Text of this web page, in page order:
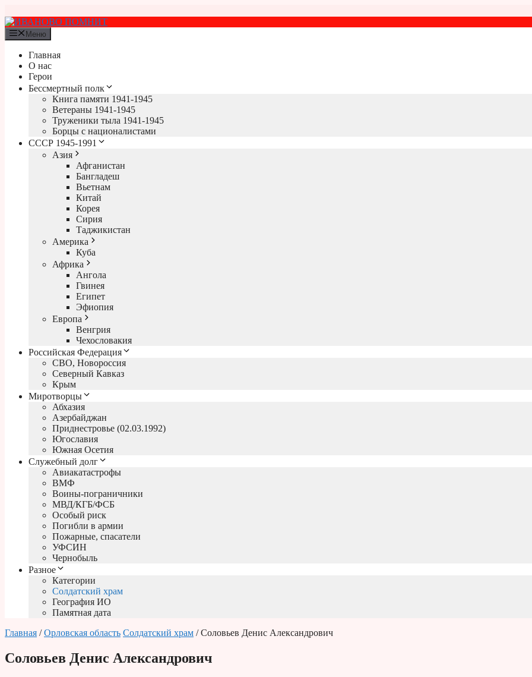
к
содержимому
Меню
Главная
О нас
Герои
Бессмертный полк
Книга памяти 1941-1945
Ветераны 1941-1945
Труженики тыла 1941-1945
Борцы с националистами
СССР 1945-1991
Азия
Афганистан
Бангладеш
Вьетнам
Китай
Корея
Сирия
Таджикистан
Америка
Куба
Африка
Ангола
Гвинея
Египет
Эфиопия
Европа
Венгрия
Чехословакия
Российская Федерация
СВО, Новороссия
Северный Кавказ
Крым
Миротворцы
Абхазия
Азербайджан
Приднестровье (02.03.1992)
Югославия
Южная Осетия
Служебный долг
Авиакатастрофы
ВМФ
Воины-пограничники
МВД/КГБ/ФСБ
Особый риск
Погибли в армии
Пожарные, спасатели
УФСИН
Чернобыль
Разное
Категории
Солдатский храм
География ИО
Памятная дата
Главная /Орловская область Солдатский храм / Соловьев Денис Александрович
Соловьев Денис Александрович